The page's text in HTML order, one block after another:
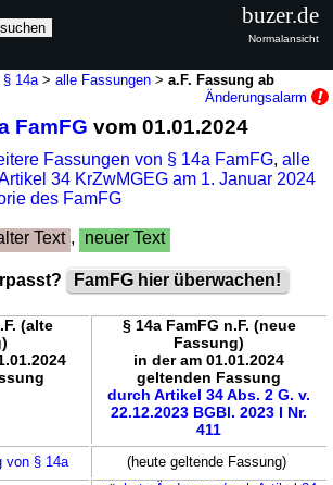
§ 14a >alle Fassungen >a.F. Fassung ab
Änderungsalarm
FamFG vom 01.01.2024
Fassungen von § 14a FamFG,alle
34 KrZwMGEG am 1. Januar 2024
des FamFG
Text , neuer Text
FamFG hier überwachen!
(alte
§ 14a FamFG n.F. (neue
Fassung)
in der am 01.01.2024
geltenden Fassung
durch Artikel 34 Abs. 2 G. v.
22.12.2023 BGBl. 2023 I Nr.
411
von § 14a (heute geltende Fassung)
buzer.de
Normalansicht